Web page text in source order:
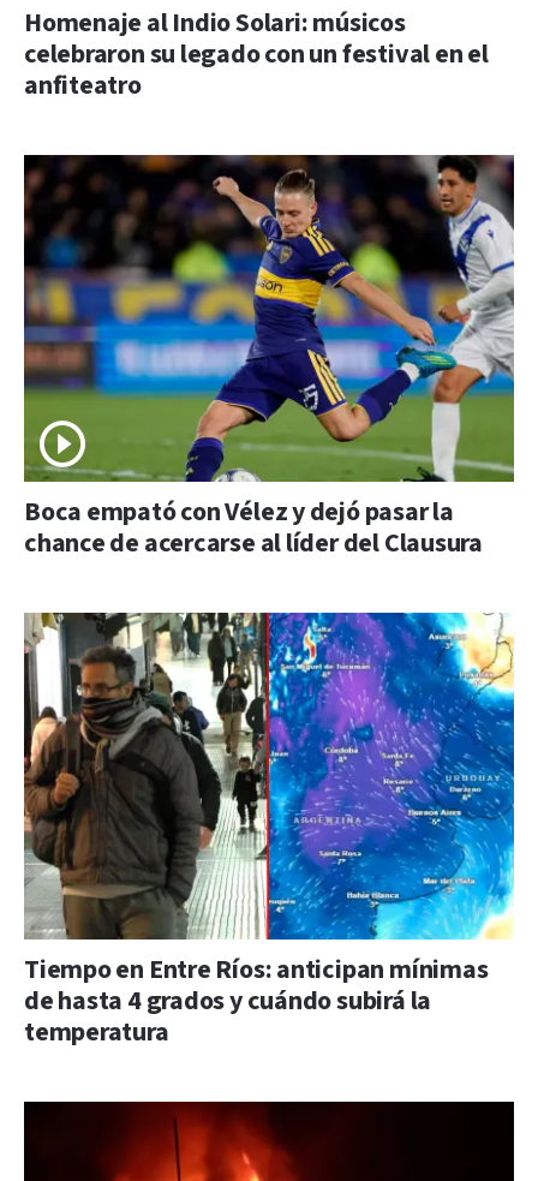
Homenaje al Indio Solari: músicos
celebraron su legado con un festival en el
anfiteatro
Boca empató con Vélez y dejó pasar la
chance de acercarse al líder del Clausura
Tiempo en Entre Ríos: anticipan mínimas
de hasta 4 grados y cuándo subirá la
temperatura